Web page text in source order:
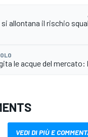
si allontana il rischio
le acque del mercato:
VEDI DI PIÙ E